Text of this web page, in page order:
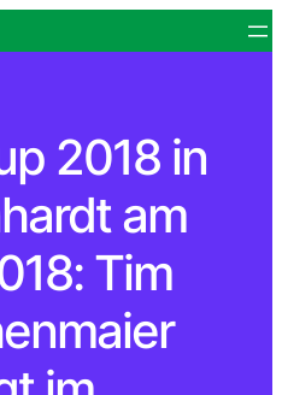
2018 in
am
Tim